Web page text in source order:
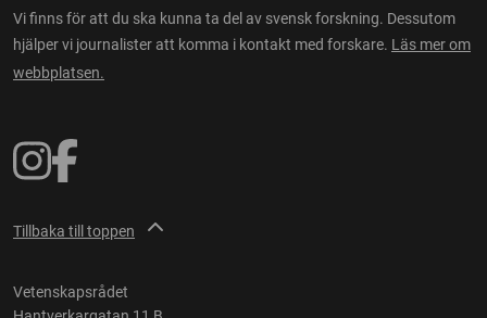
Vi finns för att du ska kunna ta del av svensk forskning. Dessutom
hjälper vi journalister att komma i kontakt med forskare. Läs mer om
webbplatsen.
Tillbaka till toppen
Vetenskapsrådet